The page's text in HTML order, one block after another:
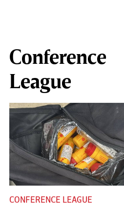
Conference
League
CONFERENCE LEAGUE